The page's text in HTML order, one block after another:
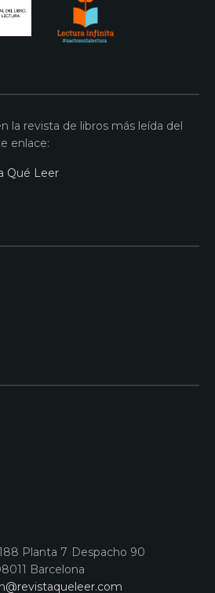
la revista de libros más leída del
enlace:
Qué Leer
Planta 7 Despacho 90
Barcelona